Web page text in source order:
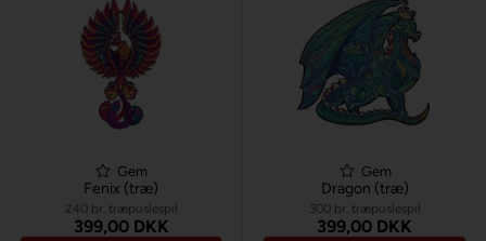
Gem
Fenix (træ)
240 br. træpuslespil
399,00 DKK
Gem
Dragon (træ)
300 br. træpuslespil
399,00 DKK